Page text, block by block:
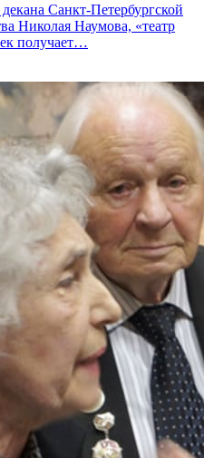
Санкт-Петербургской
Николая Наумова, «театр
получает…